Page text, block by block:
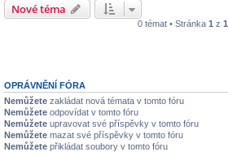
Nové téma
0 témat • Stránka 1 z 1
OPRÁVNĚNÍ FÓRA
Nemůžete zakládat nová témata v tomto fóru
Nemůžete odpovídat v tomto fóru
Nemůžete upravovat své příspěvky v tomto fóru
Nemůžete mazat své příspěvky v tomto fóru
Nemůžete přikládat soubory v tomto fóru